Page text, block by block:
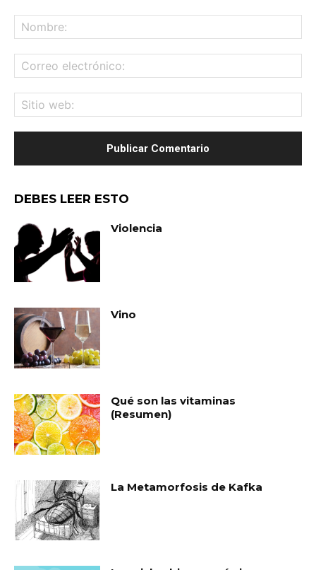
DEBES LEER ESTO
Violencia
Vino
Qué son las vitaminas
(Resumen)
La Metamorfosis de Kafka